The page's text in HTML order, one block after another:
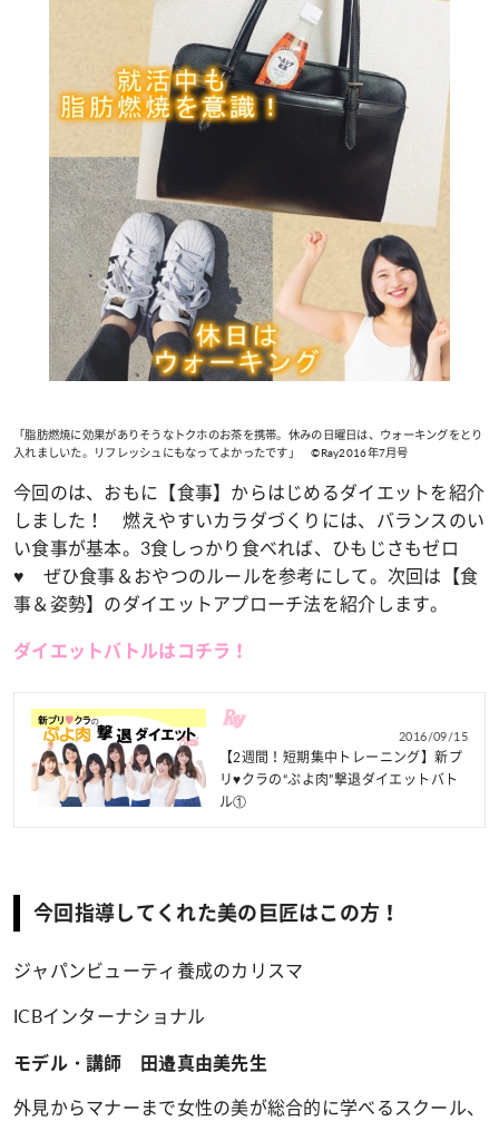
「脂肪燃焼に効果がありそうなトクホのお茶を携帯。休みの日曜日は、ウォーキングをとり
入れましいた。リフレッシュにもなってよかったです」 ©Ray2016年7月号
今回のは、おもに【食事】からはじめるダイエットを紹介
しました！ 燃えやすいカラダづくりには、バランスのい
い食事が基本。3食しっかり食べれば、ひもじさもゼロ
♥ ぜひ食事＆おやつのルールを参考にして。次回は【食
事＆姿勢】のダイエットアプローチ法を紹介します。
ダイエットバトルはコチラ！
2016/09/15
【2週間！短期集中トレーニング】新プ
リ♥クラの“ぷよ肉”撃退ダイエットバト
ル①
今回指導してくれた美の巨匠はこの方！
ジャパンビューティ養成のカリスマ
ICBインターナショナル
モデル・講師 田邉真由美先生
外見からマナーまで女性の美が総合的に学べるスクール、